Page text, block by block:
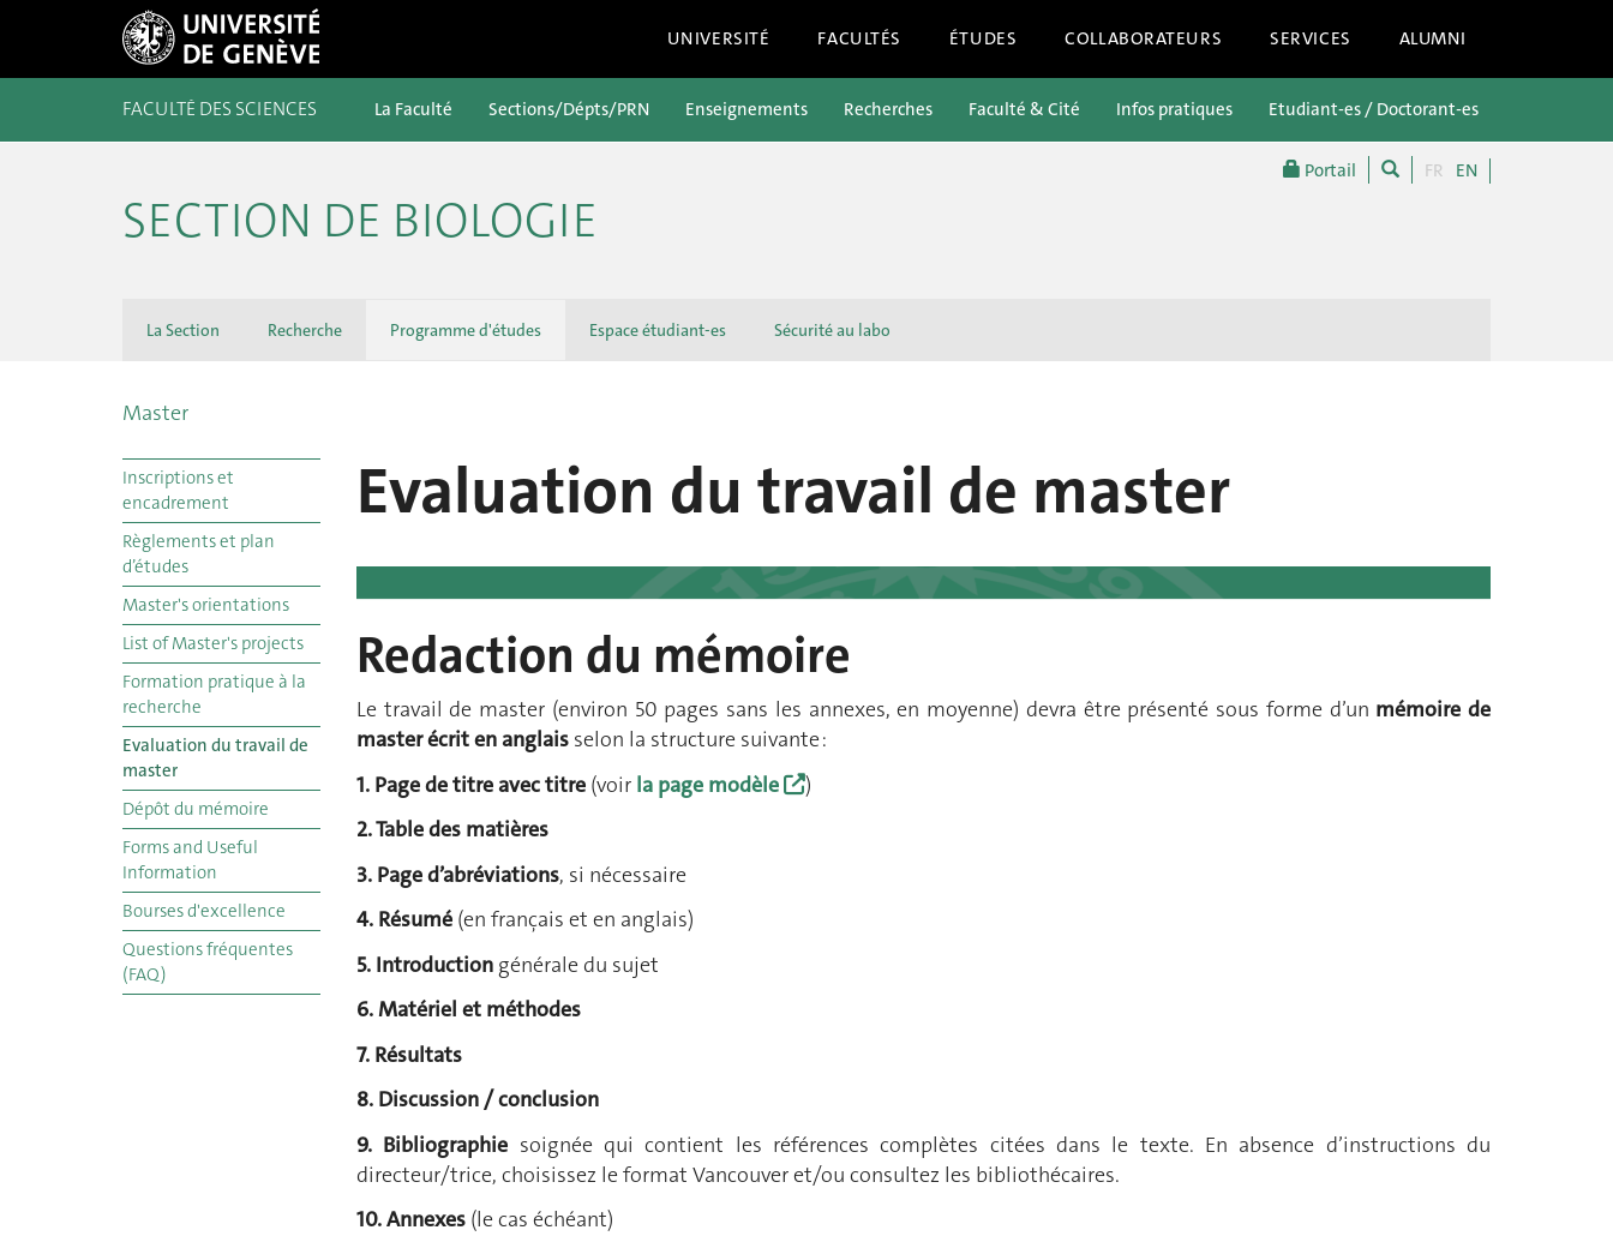
UNIVERSITÉ FACULTÉS ÉTUDES COLLABORATEURS SERVICES ALUMNI
Portail FR EN
FACULTÉ DES SCIENCES La Faculté Sections/Dépts/PRN Enseignements Recherches Faculté & Cité Infos pratiques Etudiant-es / Doctorant-es
SECTION DE BIOLOGIE
La Section Recherche Programme d'études Espace étudiant-es Sécurité au labo
Master
Inscriptions et
encadrement
Règlements et plan
d’études
Master's orientations
List of Master's projects
Formation pratique à la
recherche
Evaluation du travail de
master
Dépôt du mémoire
Forms and Useful
Information
Bourses d'excellence
Questions fréquentes
(FAQ)
Evaluation du travail de master
Redaction du mémoire
Le travail de master (environ 50 pages sans les annexes, en moyenne) devra être présenté sous forme d’un mémoire de
master écriten anglais selon la structure suivante :
1. Page de titre avec titre (voir la page modèle
)
2. Table des matières
3. Page d’abréviations, si nécessaire
4. Résumé (en français et en anglais)
5. Introduction générale du sujet
6. Matériel et méthodes
7. Résultats
8. Discussion / conclusion
9. Bibliographie soignée qui contient les références complètes citées dans le texte. En absence d’instructions du
directeur/trice, choisissez le format Vancouver et/ou consultez les bibliothécaires.
10. Annexes (le cas échéant)